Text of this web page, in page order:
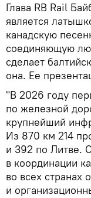
Глава RB Rail
является
канадскую
соединяющую
сделает
она. Ее
"В 2026 году
по железной
крупнейший
Из 870 км 214
и 392 по Литве.
в координации
во всех странах
и